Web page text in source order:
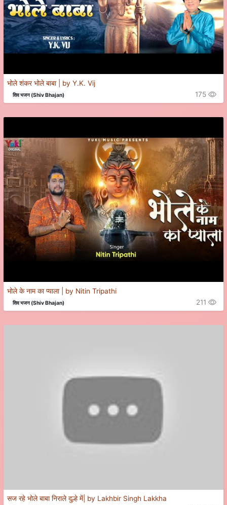
भोले शंकर भोले बाबा | by Y.K. Vij
शिव भजन (Shiv Bhajan) 175
भोले के नाम का प्याला | by Nitin Tripathi
शिव भजन (Shiv Bhajan) 211
सज रहे भोले बाबा निराले दुल्हे में| by Lakhbir Singh Lakkha